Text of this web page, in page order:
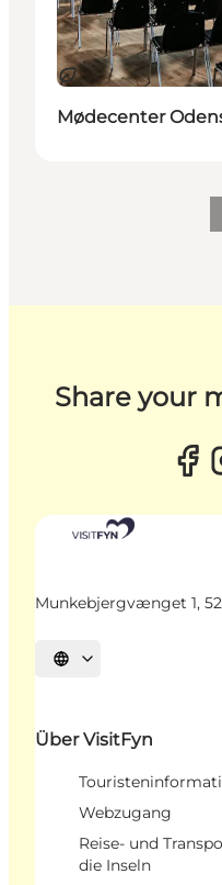
Nachhaltig
Mødecenter
Share your
Munkebjergvænget 1,
Sprache auswählen
Über VisitFyn
Webzugang
Reise- und
die Inseln